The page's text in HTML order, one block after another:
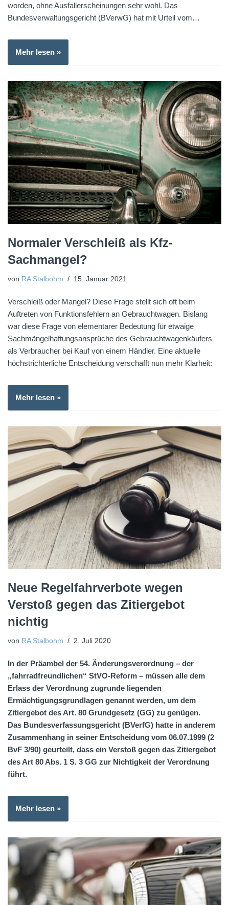
worden, ohne Ausfallerscheinungen sehr wohl. Das
Bundesverwaltungsgericht (BVerwG) hat mit Urteil vom…
Mehr lesen »
Normaler Verschleiß als Kfz-
Sachmangel?
von RA Stalbohm 15. Januar 2021
Verschleiß oder Mangel? Diese Frage stellt sich oft beim
Auftreten von Funktionsfehlern an Gebrauchtwagen. Bislang
war diese Frage von elementarer Bedeutung für etwaige
Sachmängelhaftungsansprüche des Gebrauchtwagenkäufers
als Verbraucher bei Kauf von einem Händler. Eine aktuelle
höchstrichterliche Entscheidung verschafft nun mehr Klarheit:
Mehr lesen »
Neue Regelfahrverbote wegen
Verstoß gegen das Zitiergebot
nichtig
von RA Stalbohm 2. Juli 2020
In der Präambel der 54. Änderungsverordnung – der
„fahrradfreundlichen“ StVO-Reform – müssen alle dem
Erlass der Verordnung zugrunde liegenden
Ermächtigungsgrundlagen genannt werden, um dem
Zitiergebot des Art. 80 Grundgesetz (GG) zu genügen.
Das Bundesverfassungsgericht (BVerfG) hatte in anderem
Zusammenhang in seiner Entscheidung vom 06.07.1999 (2
BvF 3/90) geurteilt, dass ein Verstoß gegen das Zitiergebot
des Art 80 Abs. 1 S. 3 GG zur Nichtigkeit der Verordnung
führt.
Mehr lesen »